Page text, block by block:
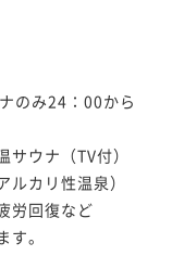
のみ24：00から
ウナ（TV付）
カリ性温泉）
労回復など
。